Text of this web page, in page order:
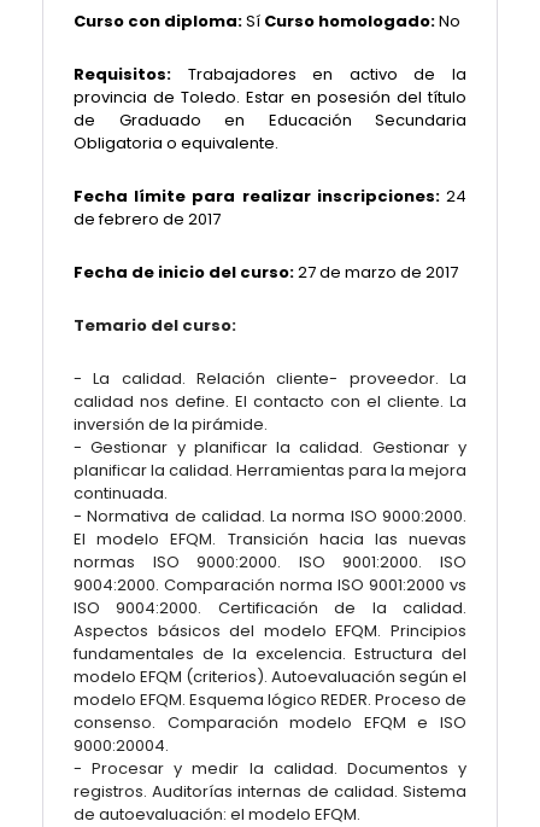
Curso con diploma:Sí Curso homologado:No
Requisitos: Trabajadores en activo de la
provincia de Toledo. Estar en posesión del título
de Graduado en Educación Secundaria
Obligatoria o equivalente.
Fecha límite para realizar inscripciones:24
de febrero de 2017
Fecha de inicio del curso:27 de marzo de 2017
Temario del curso:
- La calidad. Relación cliente- proveedor. La
calidad nos define. El contacto con el cliente. La
inversión de la pirámide.
- Gestionar y planificar la calidad. Gestionar y
planificar la calidad. Herramientas para la mejora
continuada.
- Normativa de calidad. La norma ISO 9000:2000.
El modelo EFQM. Transición hacia las nuevas
normas ISO 9000:2000. ISO 9001:2000. ISO
9004:2000. Comparación norma ISO 9001:2000 vs
ISO 9004:2000. Certificación de la calidad.
Aspectos básicos del modelo EFQM. Principios
fundamentales de la excelencia. Estructura del
modelo EFQM (criterios). Autoevaluación según el
modelo EFQM. Esquema lógico REDER. Proceso de
consenso. Comparación modelo EFQM e ISO
9000:20004.
- Procesar y medir la calidad. Documentos y
registros. Auditorías internas de calidad. Sistema
de autoevaluación: el modelo EFQM.